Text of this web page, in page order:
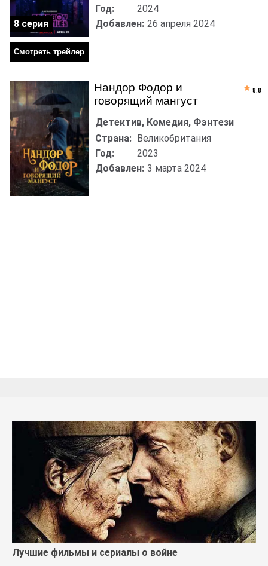
Смотреть трейлер
Год:
2024
Добавлен: 26 апреля 2024
8 серия
Нандор Фодор и
говорящий мангуст
Детектив, Комедия, Фэнтези
Страна: Великобритания
Год:
2023
Добавлен: 3 марта 2024
8.8
Лучшие фильмы и сериалы о войне